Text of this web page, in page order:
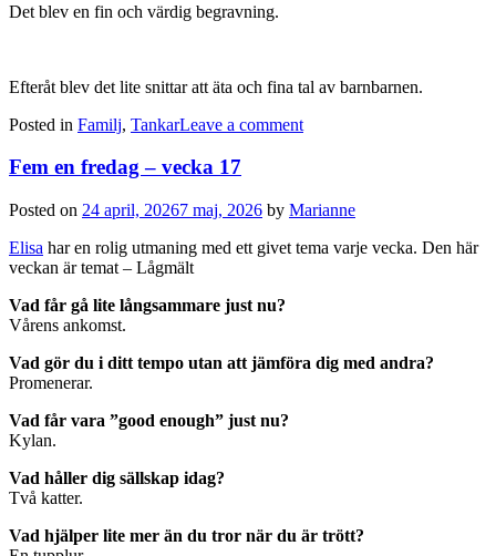
Det blev en fin och värdig begravning.
Efteråt blev det lite snittar att äta och fina tal av barnbarnen.
Posted in Familj, TankarLeave a comment
Fem en fredag – vecka 17
Posted on 24 april, 20267 maj, 2026 by Marianne
Elisa har en rolig utmaning med ett givet tema varje vecka. Den här
veckan är temat – Lågmält
Vad får gå lite långsammare just nu?
Vårens ankomst.
Vad gör du i ditt tempo utan att jämföra dig med andra?
Promenerar.
Vad får vara ”good enough” just nu?
Kylan.
Vad håller dig sällskap idag?
Två katter.
Vad hjälper lite mer än du tror när du är trött?